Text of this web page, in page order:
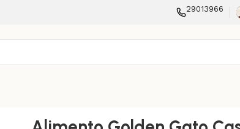
29013966